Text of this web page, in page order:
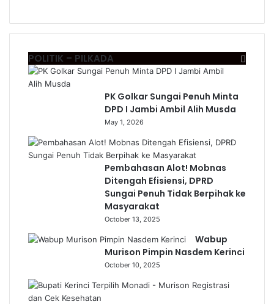
POLITIK – PILKADA
PK Golkar Sungai Penuh Minta
DPD I Jambi Ambil Alih Musda
May 1, 2026
Pembahasan Alot! Mobnas
Ditengah Efisiensi, DPRD
Sungai Penuh Tidak Berpihak ke
Masyarakat
October 13, 2025
Wabup
Murison Pimpin Nasdem Kerinci
October 10, 2025